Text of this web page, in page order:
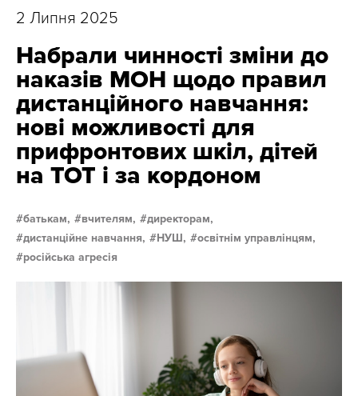
2 Липня 2025
Набрали чинності зміни до
наказів МОН щодо правил
дистанційного навчання:
нові можливості для
прифронтових шкіл, дітей
на ТОТ і за кордоном
батькам, вчителям,
директорам,
дистанційне навчання,
НУШ,
освітнім управлінцям,
російська агресія